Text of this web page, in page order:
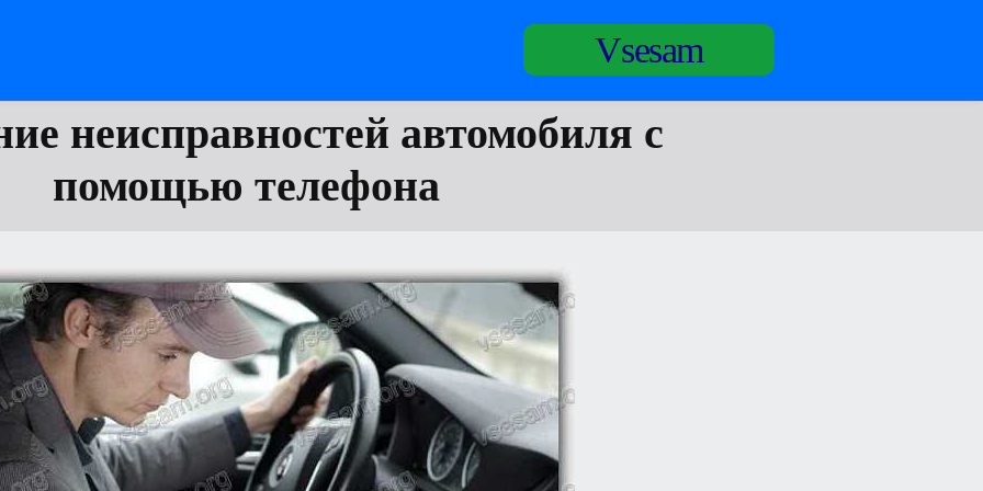
Vsesam
неисправностей автомобиля с
помощью телефона